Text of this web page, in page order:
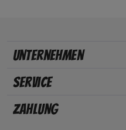
Unternehmen
Service
Zahlung